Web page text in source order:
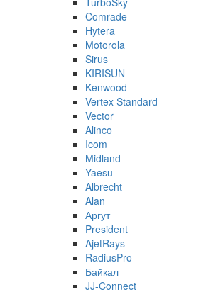
Comrade
Hytera
Motorola
Sirus
KIRISUN
Kenwood
Vertex Standard
Vector
Alinco
Icom
Midland
Yaesu
Albrecht
Alan
Аргут
President
AjetRays
RadiusPro
Байкал
JJ-Connect